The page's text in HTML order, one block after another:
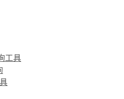
工具